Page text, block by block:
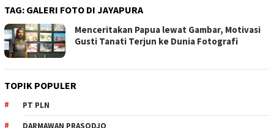
TAG: GALERI FOTO DI JAYAPURA
Menceritakan Papua lewat Gambar, Motivasi
Gusti Tanati Terjun ke Dunia Fotografi
TOPIK POPULER
PT PLN